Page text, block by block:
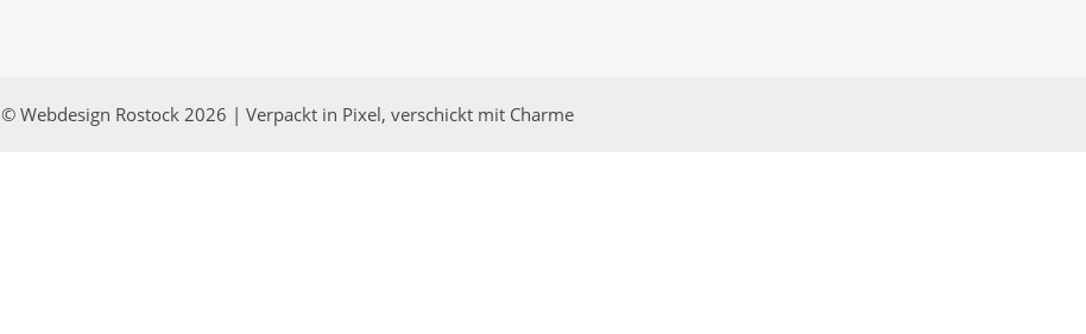
© Webdesign Rostock 2026 | Verpackt in Pixel, verschickt mit Charme